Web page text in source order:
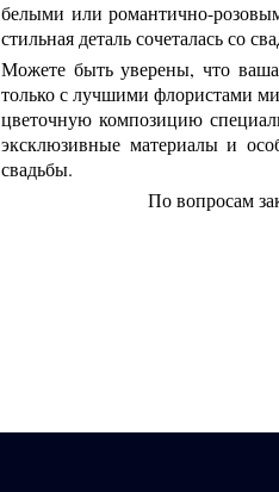
белыми или романтично-
стильная деталь сочеталась со
Можете быть уверены, что
только с лучшими флористами
цветочную композицию
эксклюзивные материалы и
свадьбы.
По вопросам